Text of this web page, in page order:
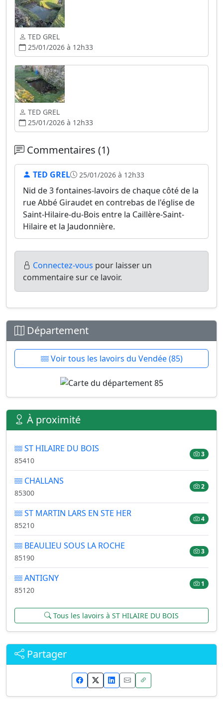
TED GREL
25/01/2026 à 12h33
TED GREL
25/01/2026 à 12h33
Commentaires (1)
TED GREL 25/01/2026 à 12h33
Nid de 3 fontaines-lavoirs de chaque côté de la
rue Abbé Giraudet en contrebas de l'église de
Saint-Hilaire-du-Bois entre la Caillère-Saint-
Hilaire et la Jaudonnière.
Connectez-vous pour laisser un
commentaire sur ce lavoir.
Département
Voir tous les lavoirs du Vendée (85)
À proximité
ST HILAIRE DU BOIS
85410
3
CHALLANS
85300
2
ST MARTIN LARS EN STE HER
85210
4
BEAULIEU SOUS LA ROCHE
85190
3
ANTIGNY
85120
1
Tous les lavoirs à ST HILAIRE DU BOIS
Partager